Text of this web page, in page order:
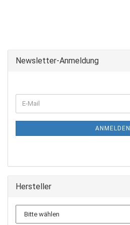
Newsletter-Anmeldung
ANMELDEN
Hersteller